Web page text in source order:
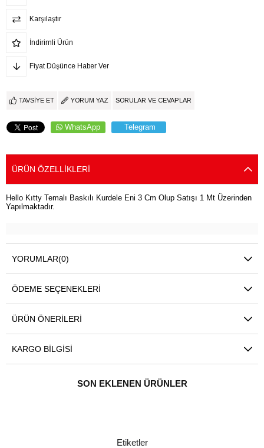
Karşılaştır
İndirimli Ürün
Fiyat Düşünce Haber Ver
TAVSIYE ET YORUM YAZ SORULAR VE CEVAPLAR
WhatsApp Telegram
ÜRÜN ÖZELLIKLERI
Hello Kıtty Temalı Baskılı Kurdele Eni 3 Cm Olup Satışı 1 Mt Üzerinden
Yapılmaktadır.
YORUMLAR(0)
ÖDEME SEÇENEKLERI
ÜRÜN ÖNERILERI
KARGO BILGISI
SON EKLENEN ÜRÜNLER
Etiketler